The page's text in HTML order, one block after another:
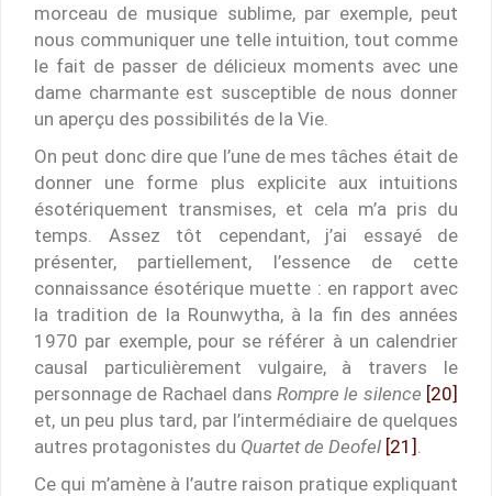
morceau de musique sublime, par exemple, peut
nous communiquer une telle intuition, tout comme
le fait de passer de délicieux moments avec une
dame charmante est susceptible de nous donner
un aperçu des possibilités de la Vie.
On peut donc dire que l’une de mes tâches était de
donner une forme plus explicite aux intuitions
ésotériquement transmises, et cela m’a pris du
temps. Assez tôt cependant, j’ai essayé de
présenter, partiellement, l’essence de cette
connaissance ésotérique muette : en rapport avec
la tradition de la Rounwytha, à la fin des années
1970 par exemple, pour se référer à un calendrier
causal particulièrement vulgaire, à travers le
personnage de Rachael dansRompre le silence [20]
et, un peu plus tard, par l’intermédiaire de quelques
autres protagonistes du Quartet de Deofel [21]
Ce qui m’amène à l’autre raison pratique expliquant